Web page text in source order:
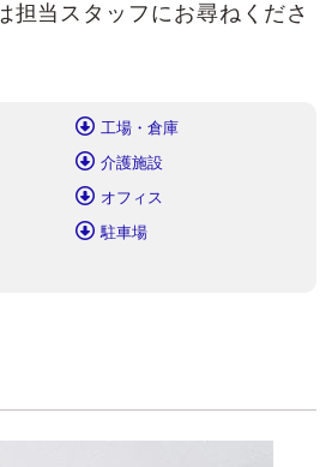
担当スタッフにお尋ねくださ
工場・倉庫
介護施設
オフィス
駐車場